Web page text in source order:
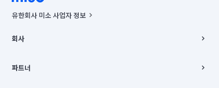
유한회사 미소 사업자 정보
00019 |
주소 | 본사: 서울특별시 종로구 율곡로 6(중학동, 트윈트리빌딩) B동 5층
컨택센터 : 서울특별시 종로구 수송동 율곡로 24, 7층, 8층 미소
회사
채용
파트너